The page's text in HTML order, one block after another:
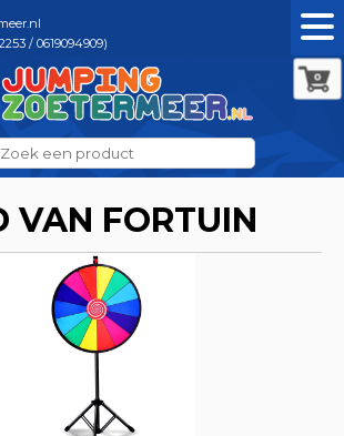
0
/ 0619094909)
VAN FORTUIN